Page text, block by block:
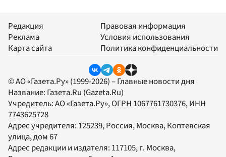
Редакция
Реклама
Карта сайта
Правовая информация
Условия использования
Политика конфиденциальности
© АО «Газета.Ру» (1999-2026) – Главные новости дня
Название: Газета.Ru (Gazeta.Ru)
Учредитель:АО «Газета.Ру», ОГРН 1067761730376, ИНН
7743625728
Адрес учредителя: 125239, Россия, Москва, Коптевская
улица, дом 67
Адрес редакции и издателя: 117105, г. Москва,